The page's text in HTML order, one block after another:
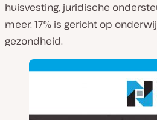
huisvesting, juridische
meer. 17% is gericht op
gezondheid.